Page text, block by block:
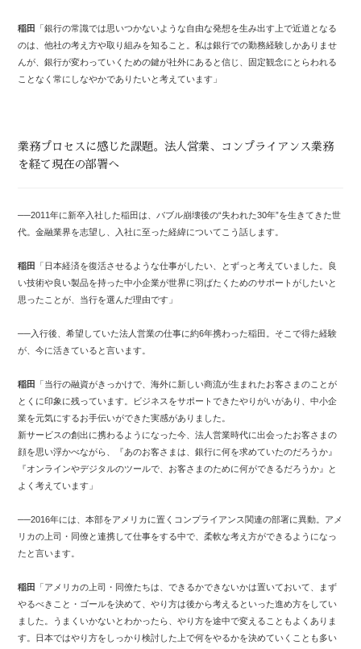
稲田
「銀行の常識では思いつかないような自由な発想を生み出す上で近道となる
のは、他社の考え方や取り組みを知ること。私は銀行での勤務経験しかありませ
んが、銀行が変わっていくための鍵が社外にあると信じ、固定観念にとらわれる
ことなく常にしなやかでありたいと考えています」
業務プロセスに感じた課題。法人営業、コンプライアンス業務
を経て現在の部署へ
──2011年に新卒入社した稲田は、バブル崩壊後の“失われた30年”を生きてきた世
代。金融業界を志望し、入社に至った経緯についてこう話します。
稲田
「日本経済を復活させるような仕事がしたい、とずっと考えていました。良
い技術や良い製品を持った中小企業が世界に羽ばたくためのサポートがしたいと
思ったことが、当行を選んだ理由です」
──入行後、希望していた法人営業の仕事に約6年携わった稲田。そこで得た経験
が、今に活きていると言います。
稲田
「当行の融資がきっかけで、海外に新しい商流が生まれたお客さまのことが
とくに印象に残っています。ビジネスをサポートできたやりがいがあり、中小企
業を元気にするお手伝いができた実感がありました。
新サービスの創出に携わるようになった今、法人営業時代に出会ったお客さまの
顔を思い浮かべながら、『あのお客さまは、銀行に何を求めていたのだろうか』
『オンラインやデジタルのツールで、お客さまのために何ができるだろうか』と
よく考えています」
──2016年には、本部をアメリカに置くコンプライアンス関連の部署に異動。アメ
リカの上司・同僚と連携して仕事をする中で、柔軟な考え方ができるようになっ
たと言います。
稲田
「アメリカの上司・同僚たちは、できるかできないかは置いておいて、まず
やるべきこと・ゴールを決めて、やり方は後から考えるといった進め方をしてい
ました。うまくいかないとわかったら、やり方を途中で変えることもよくありま
す。日本ではやり方をしっかり検討した上で何をやるかを決めていくことも多い